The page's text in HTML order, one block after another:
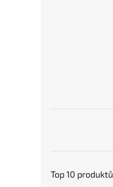
Top 10 produktů